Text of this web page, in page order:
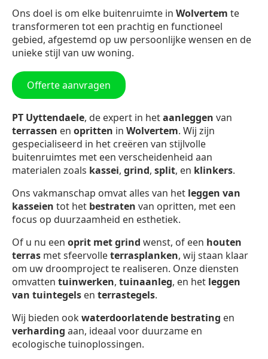
Ons doel is om elke buitenruimte in Wolvertem te
transformeren tot een prachtig en functioneel
gebied, afgestemd op uw persoonlijke wensen en de
unieke stijl van uw woning.
Offerte aanvragen
PT Uyttendaele, de expert in hetaanleggen van
terrassen en opritten in Wolvertem. Wij zijn
gespecialiseerd in het creëren van stijlvolle
buitenruimtes met een verscheidenheid aan
materialen zoals kassei, grind, split, en klinkers.
Ons vakmanschap omvat alles van het leggen van
kasseien tot het bestraten van opritten, met een
focus op duurzaamheid en esthetiek.
Of u nu een oprit met grind wenst, of een houten
terras met sfeervolleterrasplanken, wij staan klaar
om uw droomproject te realiseren. Onze diensten
omvatten tuinwerken, tuinaanleg, en het leggen
van tuintegels en terrastegels.
Wij bieden ookwaterdoorlatende bestrating en
verharding aan, ideaal voor duurzame en
ecologische tuinoplossingen.